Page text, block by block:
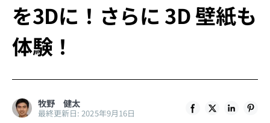
BuhoCleaner
BuhoRepair
BuhoLaunchpad
ストア
その他
を3Dに！さらに 3D 壁紙も
体験！
牧野 健太
最終更新日: 2025年9月16日